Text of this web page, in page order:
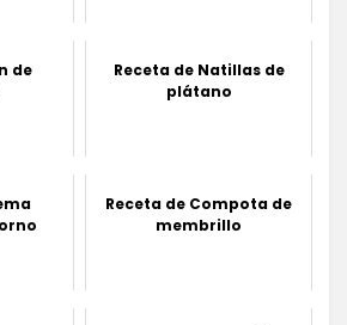
de
Receta de Natillas de
plátano
Receta de Compota de
membrillo